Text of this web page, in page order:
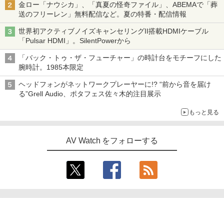
金ロー「ナウシカ」、「真夏の怪奇ファイル」、ABEMAで「葬
送のフリーレン」無料配信など。夏の特番・配信情報
世界初アクティブノイズキャンセリングII搭載HDMIケーブル
「Pulsar HDMI」。SilentPowerから
「バック・トゥ・ザ・フューチャー」の時計台をモチーフにした
腕時計。1985本限定
ヘッドフォンがネットワークプレーヤーに!? “前から音を届け
る”Grell Audio、ポタフェス佐々木的注目展示
もっと見る
AV Watch をフォローする